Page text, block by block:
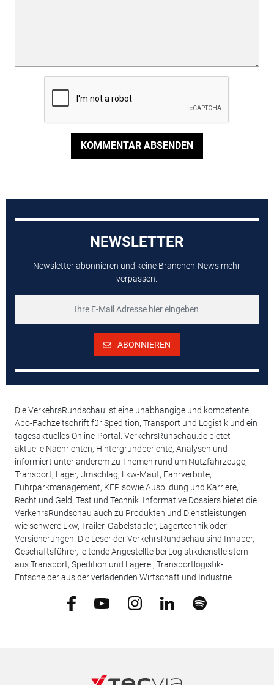
KOMMENTAR ABSENDEN
NEWSLETTER
Newsletter abonnieren und keine Branchen-News mehr
verpassen.
ABONNIEREN
Die VerkehrsRundschau ist eine unabhängige und kompetente
Abo-Fachzeitschrift für Spedition, Transport und Logistik und ein
tagesaktuelles Online-Portal. VerkehrsRunschau.de bietet
aktuelle Nachrichten, Hintergrundberichte, Analysen und
informiert unter anderem zu Themen rund um Nutzfahrzeuge,
Transport, Lager, Umschlag, Lkw-Maut, Fahrverbote,
Fuhrparkmanagement, KEP sowie Ausbildung und Karriere,
Recht und Geld, Test und Technik. Informative Dossiers bietet die
VerkehrsRundschau auch zu Produkten und Dienstleistungen
wie schwere Lkw, Trailer, Gabelstapler, Lagertechnik oder
Versicherungen. Die Leser der VerkehrsRundschau sind Inhaber,
Geschäftsführer, leitende Angestellte bei Logistikdienstleistern
aus Transport, Spedition und Lagerei, Transportlogistik-
Entscheider aus der verladenden Wirtschaft und Industrie.